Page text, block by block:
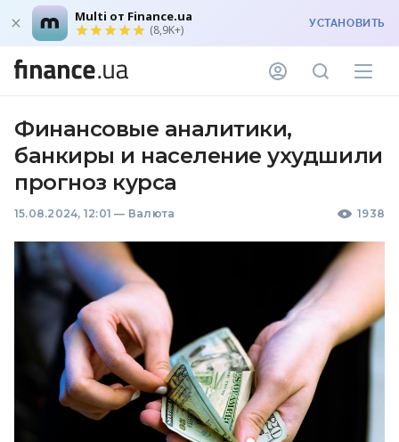
Multi от Finance.ua
(8,9K+) УСТАНОВИТЬ
Финансовые аналитики,
банкиры и население ухудшили
прогноз курса
15.08.2024, 12:01 — Валюта 1938